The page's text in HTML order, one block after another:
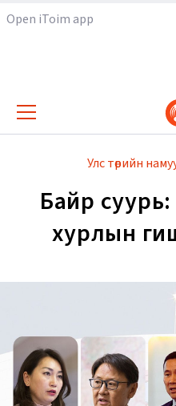
Open iToim app
Улс төрийн
Байр
хурлын